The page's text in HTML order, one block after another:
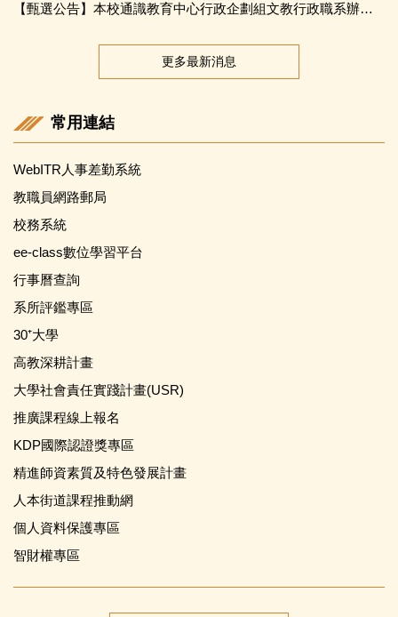
【甄選公告】本校通識教育中心行政企劃組文教行政職系辦事員第4次甄選簡章
更多最新消息
常用連結
WebITR人事差勤系統
教職員網路郵局
校務系統
ee-class數位學習平台
行事曆查詢
系所評鑑專區
30⁺大學
高教深耕計畫
大學社會責任實踐計畫(USR)
推廣課程線上報名
KDP國際認證獎專區
精進師資素質及特色發展計畫
人本街道課程推動網
個人資料保護專區
智財權專區